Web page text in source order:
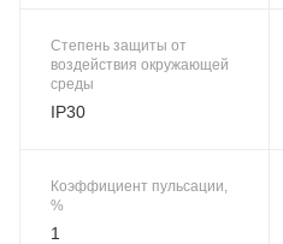
Степень защиты от
воздействия окружающей
среды
IP30
Коэффициент пульсации,
%
1